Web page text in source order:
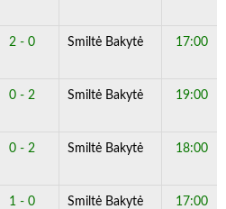
2 - 0 Smiltė Bakytė 17:00
0 - 2 Smiltė Bakytė 19:00
0 - 2 Smiltė Bakytė 18:00
1 - 0 Smiltė Bakytė 17:00